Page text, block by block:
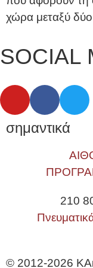
χώρα μεταξύ
SOCIAL
σημαντικά
210
© 2012-2026